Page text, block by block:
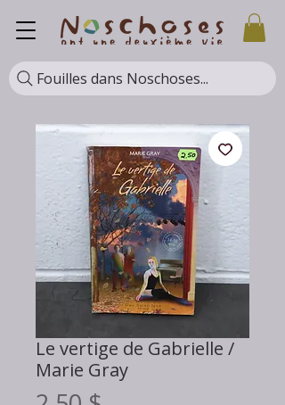
Fouilles dans Noschoses...
Le vertige de Gabrielle /
Marie Gray